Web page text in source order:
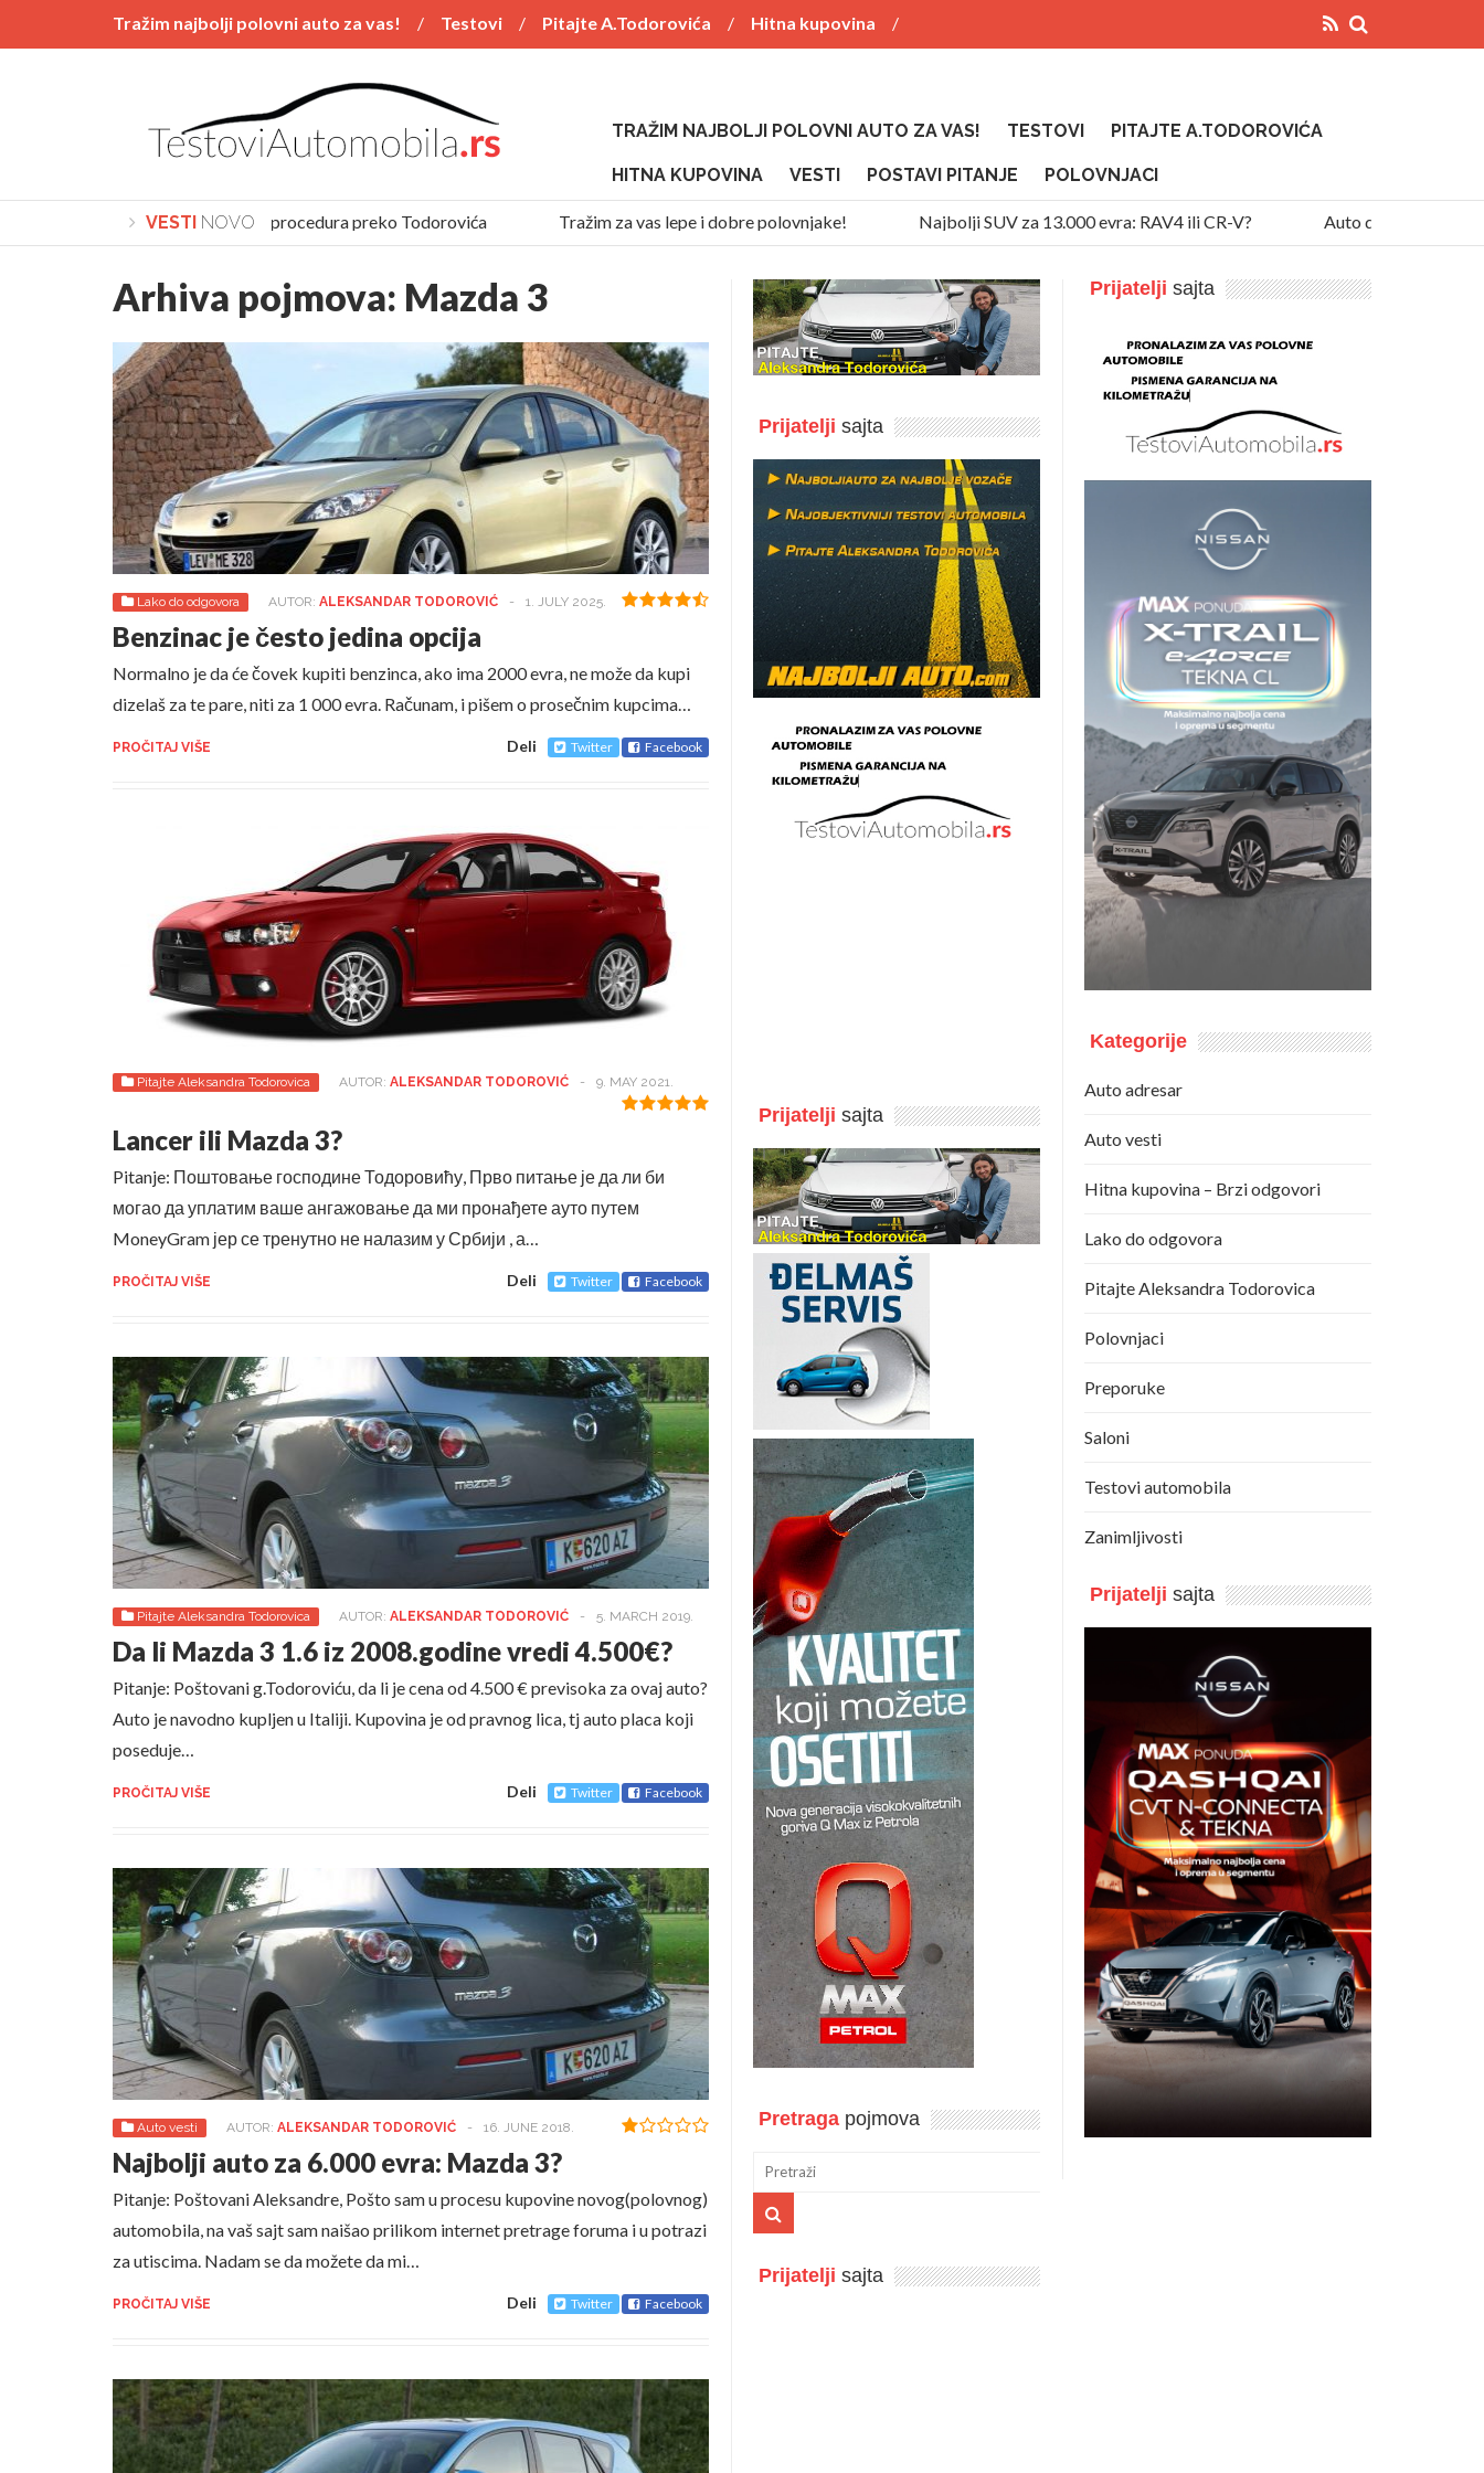
Tražim najbolji polovni auto za vas! Testovi Pitajte A.Todorovića
Hitna kupovina
Vesti
POSTAVI PITANJE Polovnjaci
TRAŽIM NAJBOLJI POLOVNI AUTO ZA VAS! TESTOVI PITAJTE A.TODOROVIĆA
HITNA KUPOVINA VESTI POSTAVI PITANJE POLOVNJACI
VESTI NOVO
Kupovina automobila procedura preko Todorovića Tražim za vas lepe i dobre polovnjake! Najbolji SUV za 13.000 evra: RAV4 ili CR-V? Auto diže temperaturu na
Arhiva pojmova: Mazda 3
Lako do odgovora AUTOR: ALEKSANDAR TODOROVIĆ - 1. JULY 2025.
Benzinac je često jedina opcija
Normalno je da će čovek kupiti benzinca, ako ima 2000 evra, ne može da kupi
dizelaš za te pare, niti za 1 000 evra. Računam, i pišem o prosečnim kupcima…
PROČITAJ VIŠE Deli Twitter Facebook
Pitajte Aleksandra Todorovica AUTOR: ALEKSANDAR TODOROVIĆ - 9. MAY 2021.
Lancer ili Mazda 3?
Pitanje: Поштовање господине Тодоровићу, Прво питање је да ли би
могао да уплатим ваше ангажовање да ми пронађете ауто путем
MoneyGram јер се тренутно не налазим у Србији , а…
PROČITAJ VIŠE Deli Twitter Facebook
Pitajte Aleksandra Todorovica AUTOR: ALEKSANDAR TODOROVIĆ - 5. MARCH 2019.
Da li Mazda 3 1.6 iz 2008.godine vredi 4.500€?
Pitanje: Poštovani g.Todoroviću, da li je cena od 4.500 € previsoka za ovaj auto?
Auto je navodno kupljen u Italiji. Kupovina je od pravnog lica, tj auto placa koji
poseduje…
PROČITAJ VIŠE Deli Twitter Facebook
Auto vesti AUTOR: ALEKSANDAR TODOROVIĆ - 16. JUNE 2018.
Najbolji auto za 6.000 evra: Mazda 3?
Pitanje: Poštovani Aleksandre, Pošto sam u procesu kupovine novog(polovnog)
automobila, na vaš sajt sam naišao prilikom internet pretrage foruma i u potrazi
za utiscima. Nadam se da možete da mi…
PROČITAJ VIŠE Deli Twitter Facebook
Prijatelji sajta
Prijatelji sajta
Pretraga pojmova
Prijatelji sajta
Prijatelji sajta
Kategorije
Auto adresar
Auto vesti
Hitna kupovina – Brzi odgovori
Lako do odgovora
Pitajte Aleksandra Todorovica
Polovnjaci
Preporuke
Saloni
Testovi automobila
Zanimljivosti
Prijatelji sajta